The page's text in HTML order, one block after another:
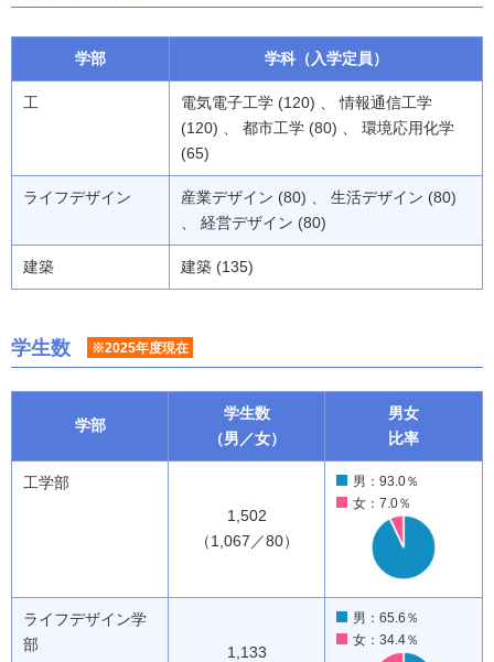
学部 学科（入学定員）
工
電気電子工学 (120) 、 情報通信工学
(120) 、 都市工学 (80) 、 環境応用化学
(65)
ライフデザイン
産業デザイン (80) 、 生活デザイン (80)
、 経営デザイン (80)
建築 建築 (135)
学生数 ※2025年度現在
学部
学生数
（男／女）
男女
比率
工学部
1,502
（1,067／80）
男：93.0％
女：7.0％
ライフデザイン学
部
1,133
男：65.6％
女：34.4％